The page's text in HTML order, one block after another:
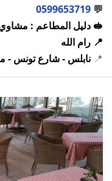
💬
0599653719
🥪 دليل المطاعم :
📍 رام الله
📍 نابلس - شارع تونس -